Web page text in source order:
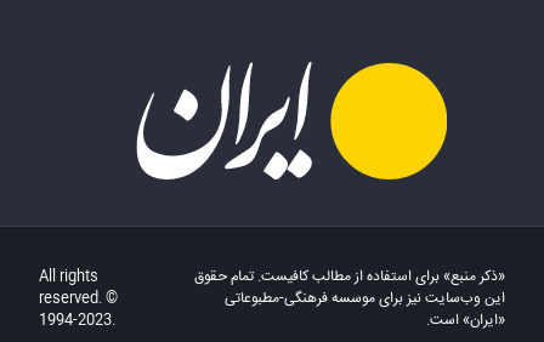
«ذکر منبع» برای استفاده از مطالب کافیست. تمام حقوق
این وب‌سایت نیز برای موسسه فرهنگی-مطبوعاتی
«ایران» است.
All rights
reserved. ©
1994-2023.